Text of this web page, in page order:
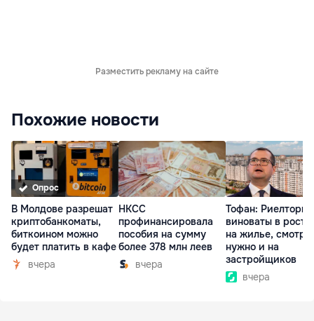
Разместить рекламу на сайте
Похожие новости
Опрос
В Молдове разрешат
криптобанкоматы,
биткоином можно
будет платить в кафе
вчера
НКСС
профинансировала
пособия на сумму
более 378 млн леев
вчера
Тофан: Риелторы
виноваты в росте
на жилье,
нужно и на
застройщиков
вчера